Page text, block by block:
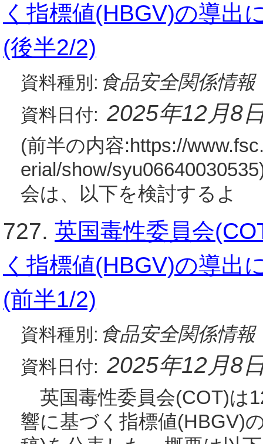
く指標値(HBGV)の導出
(後半2/2)
資料種別: 食品安全関係情報
資料日付: 2025年12月8
(前半の内容:https://
erial/show/
会は、以下を検討するよ
727. 英国毒性委員会
く指標値(HBGV)の導出
(前半1/2)
資料種別: 食品安全関係情報
資料日付: 2025年12月8
英国毒性委員会(COT)は
響に基づく指標値(HBGV)